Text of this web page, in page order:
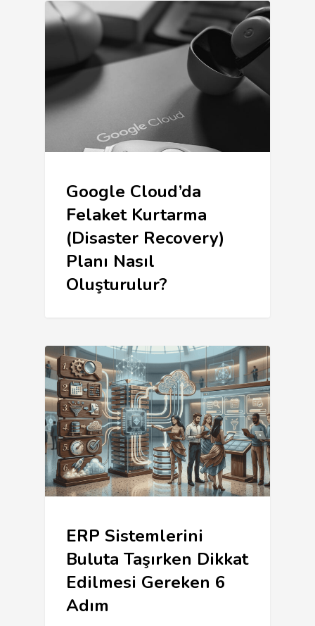
Google Cloud’da
Felaket Kurtarma
(Disaster Recovery)
Planı Nasıl
Oluşturulur?
ERP Sistemlerini
Buluta Taşırken Dikkat
Edilmesi Gereken 6
Adım